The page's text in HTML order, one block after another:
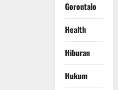
Gorontalo
Health
Hiburan
Hukum